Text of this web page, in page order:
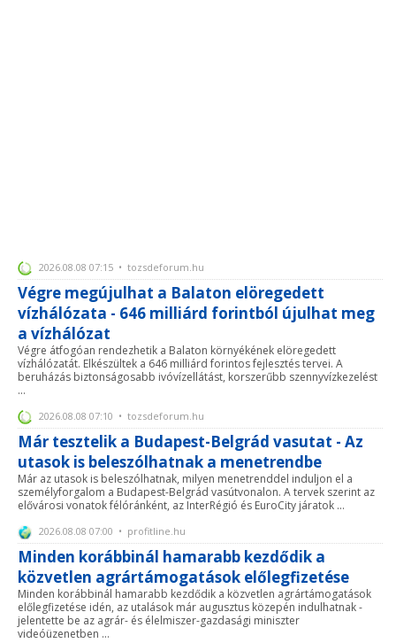
2026.08.08 07:15 • tozsdeforum.hu
Végre megújulhat a Balaton elöregedett
vízhálózata - 646 milliárd forintból újulhat meg
a vízhálózat
Végre átfogóan rendezhetik a Balaton környékének elöregedett
vízhálózatát. Elkészültek a 646 milliárd forintos fejlesztés tervei. A
beruházás biztonságosabb ivóvízellátást, korszerűbb szennyvízkezelést
...
2026.08.08 07:10 • tozsdeforum.hu
Már tesztelik a Budapest-Belgrád vasutat - Az
utasok is beleszólhatnak a menetrendbe
Már az utasok is beleszólhatnak, milyen menetrenddel induljon el a
személyforgalom a Budapest-Belgrád vasútvonalon. A tervek szerint az
elővárosi vonatok félóránként, az InterRégió és EuroCity járatok ...
2026.08.08 07:00 • profitline.hu
Minden korábbinál hamarabb kezdődik a
közvetlen agrártámogatások előlegfizetése
Minden korábbinál hamarabb kezdődik a közvetlen agrártámogatások
előlegfizetése idén, az utalások már augusztus közepén indulhatnak -
jelentette be az agrár- és élelmiszer-gazdasági miniszter
videóüzenetben ...